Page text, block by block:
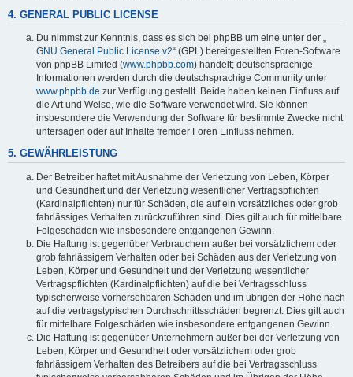
4. GENERAL PUBLIC LICENSE
Du nimmst zur Kenntnis, dass es sich bei phpBB um eine unter der „
GNU General Public License v2“ (GPL) bereitgestellten Foren-Software
von phpBB Limited (www.phpbb.com) handelt; deutschsprachige
Informationen werden durch die deutschsprachige Community unter
www.phpbb.de zur Verfügung gestellt. Beide haben keinen Einfluss auf
die Art und Weise, wie die Software verwendet wird. Sie können
insbesondere die Verwendung der Software für bestimmte Zwecke nicht
untersagen oder auf Inhalte fremder Foren Einfluss nehmen.
5. GEWÄHRLEISTUNG
Der Betreiber haftet mit Ausnahme der Verletzung von Leben, Körper
und Gesundheit und der Verletzung wesentlicher Vertragspflichten
(Kardinalpflichten) nur für Schäden, die auf ein vorsätzliches oder grob
fahrlässiges Verhalten zurückzuführen sind. Dies gilt auch für mittelbare
Folgeschäden wie insbesondere entgangenen Gewinn.
Die Haftung ist gegenüber Verbrauchern außer bei vorsätzlichem oder
grob fahrlässigem Verhalten oder bei Schäden aus der Verletzung von
Leben, Körper und Gesundheit und der Verletzung wesentlicher
Vertragspflichten (Kardinalpflichten) auf die bei Vertragsschluss
typischerweise vorhersehbaren Schäden und im übrigen der Höhe nach
auf die vertragstypischen Durchschnittsschäden begrenzt. Dies gilt auch
für mittelbare Folgeschäden wie insbesondere entgangenen Gewinn.
Die Haftung ist gegenüber Unternehmern außer bei der Verletzung von
Leben, Körper und Gesundheit oder vorsätzlichem oder grob
fahrlässigem Verhalten des Betreibers auf die bei Vertragsschluss